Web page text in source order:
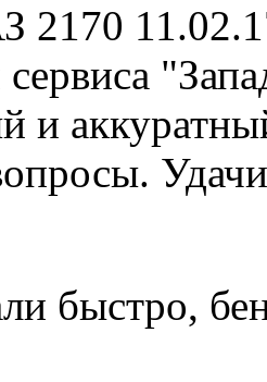
2170
и
Удачи
быстро,